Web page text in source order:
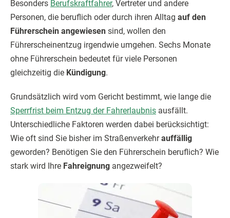
Besonders Berufskraftfahrer, Vertreter und andere
Personen, die beruflich oder durch ihren Alltag auf den
Führerschein angewiesen sind, wollen den
Führerscheinentzug irgendwie umgehen. Sechs Monate
ohne Führerschein bedeutet für viele Personen
gleichzeitig die Kündigung.
Grundsätzlich wird vom Gericht bestimmt, wie lange die
Sperrfrist beim Entzug der Fahrerlaubnis ausfällt.
Unterschiedliche Faktoren werden dabei berücksichtigt:
Wie oft sind Sie bisher im Straßenverkehrauffällig
geworden? Benötigen Sie den Führerschein beruflich? Wie
stark wird Ihre Fahreignung angezweifelt?